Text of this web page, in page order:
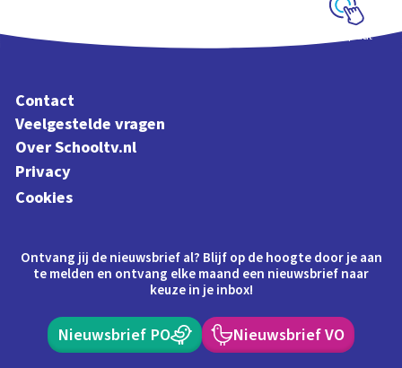
Schoolplaat
Contact
Veelgestelde vragen
Over Schooltv.nl
Privacy
Cookies
Ontvang jij de nieuwsbrief al? Blijf op de hoogte door je aan
te melden en ontvang elke maand een nieuwsbrief naar
keuze in je inbox!
Nieuwsbrief PO Nieuwsbrief VO